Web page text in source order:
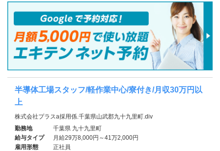
半導体工場スタッフ/軽作業中心/寮付き/月収30万円以
上
株式会社プラスa採用係.千葉県山武郡九十九里町.div
勤務地
千葉県 九十九里町
給与タイプ
月給29万8,000円～41万2,000円
雇用形態
正社員